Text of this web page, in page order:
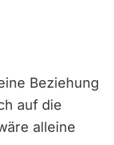
Beziehung
auf die
alleine